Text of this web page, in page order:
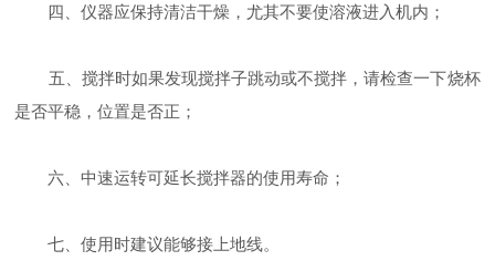
四、仪器应保持清洁干燥，尤其不要使溶液进入机内；
五、搅拌时如果发现搅拌子跳动或不搅拌，请检查一下烧杯
是否平稳，位置是否正；
六、中速运转可延长搅拌器的使用寿命；
七、使用时建议能够接上地线。